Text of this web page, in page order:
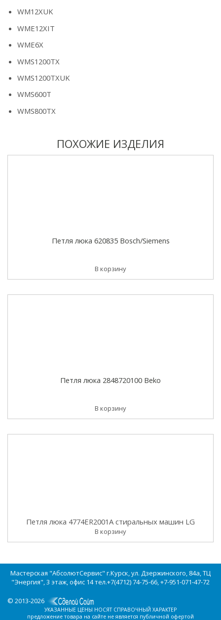
WM12XUK
WME12XIT
WME6X
WMS1200TX
WMS1200TXUK
WMS600T
WMS800TX
ПОХОЖИЕ ИЗДЕЛИЯ
Петля люка 620835 Bosch/Siemens
В корзину
Петля люка 2848720100 Beko
В корзину
Петля люка 4774ER2001A стиральных машин LG
В корзину
Мастерская "АбсолютСервис" г.Курск, ул. Дзержинского, 84а, ТЦ
"Энергия", 3 этаж, офис 14 тел.+7(4712) 74-75-66, +7-951-071-47-72
© 2013-2026
УКАЗАННЫЕ ЦЕНЫ НОСЯТ СПРАВОЧНЫЙ ХАРАКТЕР
предложение товара на сайте не является публичной офертой